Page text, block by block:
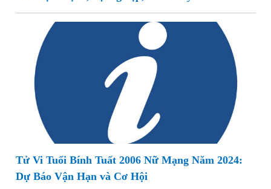
Tử Vi Tuổi Bính Tuất 2006 Nữ Mạng Năm 2024:
Dự Báo Vận Hạn và Cơ Hội